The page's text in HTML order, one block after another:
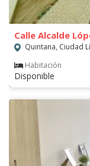
Calle Alcalde
Quintana, Ciudad
Habitación
Disponible